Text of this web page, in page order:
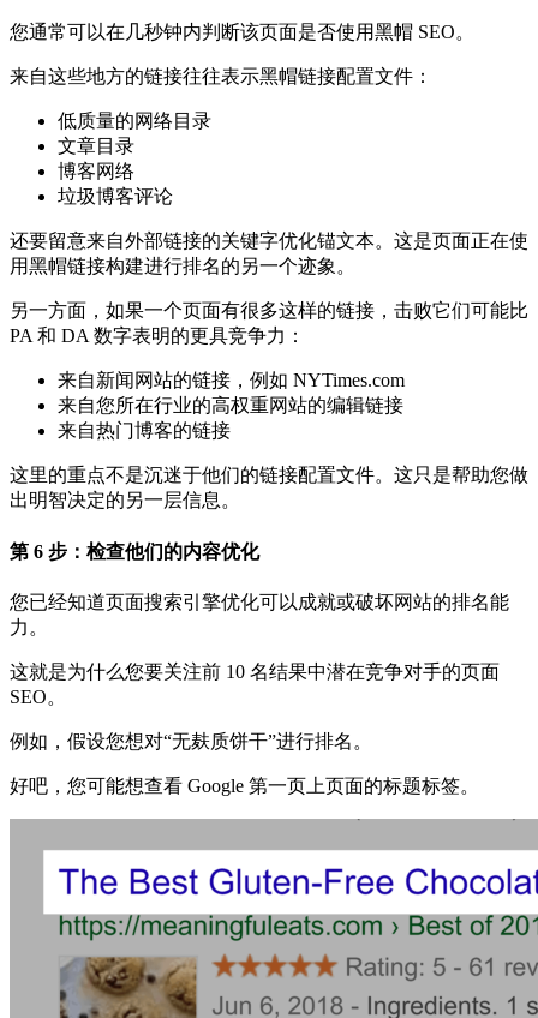
您通常可以在几秒钟内判断该页面是否使用黑帽 SEO。
来自这些地方的链接往往表示黑帽链接配置文件：
低质量的网络目录
文章目录
博客网络
垃圾博客评论
还要留意来自外部链接的关键字优化锚文本。这是页面正在使
用黑帽链接构建进行排名的另一个迹象。
另一方面，如果一个页面有很多这样的链接，击败它们可能比
PA 和 DA 数字表明的更具竞争力：
来自新闻网站的链接，例如 NYTimes.com
来自您所在行业的高权重网站的编辑链接
来自热门博客的链接
这里的重点不是沉迷于他们的链接配置文件。这只是帮助您做
出明智决定的另一层信息。
第 6 步：检查他们的内容优化
您已经知道页面搜索引擎优化可以成就或破坏网站的排名能
力。
这就是为什么您要关注前 10 名结果中潜在竞争对手的页面
SEO。
例如，假设您想对“无麸质饼干”进行排名。
好吧，您可能想查看 Google 第一页上页面的标题标签。